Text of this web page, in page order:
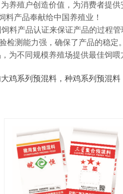
养殖户创造价值，为消费者提
料产品奉献给中国养殖业！
料产品认证来保证产品的过程
测能力强，确保了产品的稳定。
为不同规模养殖场提供最佳饲喂
鸡系列预混料，种鸡系列预混料